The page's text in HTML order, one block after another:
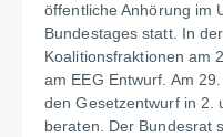
öffentliche Anhörung im
Bundestages statt. In
Koalitionsfraktionen am
am EEG Entwurf. Am
den Gesetzentwurf in 2.
beraten. Der Bundesrat